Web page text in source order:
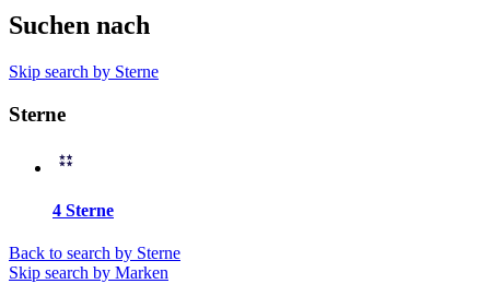
Suchen nach
Skip search by Sterne
Sterne
4 Sterne
Back to search by Sterne
Skip search by Marken